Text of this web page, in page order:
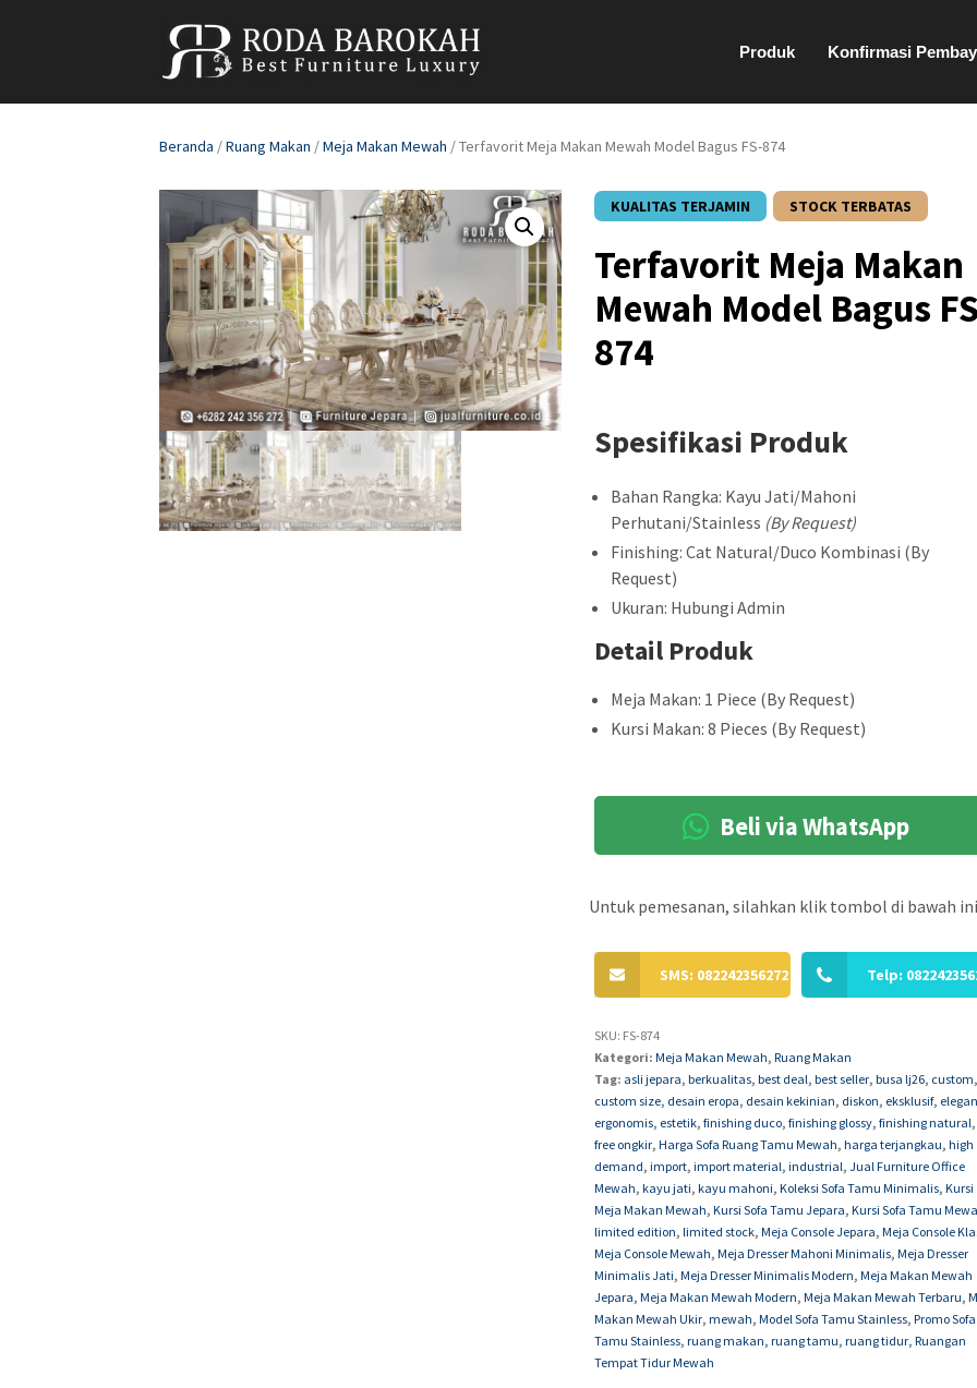
Produk Konfirmasi
Beranda /Ruang Makan /Meja Makan Mewah / Terfavorit Meja Makan Mewah Model Bagus FS-874
KUALITAS TERJAMIN STOCK TERBATAS
Terfavorit Meja Makan
Mewah Model Bagus
874
Spesifikasi Produk
Bahan Rangka: Kayu Jati/Mahoni
Perhutani/Stainless (By Request)
Finishing: Cat Natural/Duco Kombinasi (By
Request)
Ukuran: Hubungi Admin
Detail Produk
Meja Makan: 1 Piece (By Request)
Kursi Makan: 8 Pieces (By Request)
Beli via WhatsApp
Untuk pemesanan, silahkan klik tombol di bawah
SMS: 082242356272 Telp:
SKU: FS-874
Kategori:Meja Makan Mewah,Ruang Makan
Tag: asli jepara,berkualitas,best deal,best seller,busa lj26, custom
custom size, desain eropa, desain kekinian, diskon, eksklusif,
ergonomis, estetik,finishing duco,finishing glossy,finishing natural,
free ongkir,Harga Sofa Ruang Tamu Mewah,harga terjangkau,high
demand,import,import material,industrial,Jual Furniture Office
Mewah,kayu jati,kayu mahoni,Koleksi Sofa Tamu Minimalis,Kursi
Meja Makan Mewah,Kursi Sofa Tamu Jepara,Kursi Sofa Tamu
limited edition,limited stock,Meja Console Jepara,Meja Console
Meja Console Mewah,Meja Dresser Mahoni Minimalis,Meja Dresser
Minimalis Jati,Meja Dresser Minimalis Modern,Meja Makan Mewah
Jepara,Meja Makan Mewah Modern,Meja Makan Mewah Terbaru,
Makan Mewah Ukir,mewah,Model Sofa Tamu Stainless,Promo Sofa
Tamu Stainless,ruang makan,ruang tamu,ruang tidur,Ruangan
Tempat Tidur Mewah